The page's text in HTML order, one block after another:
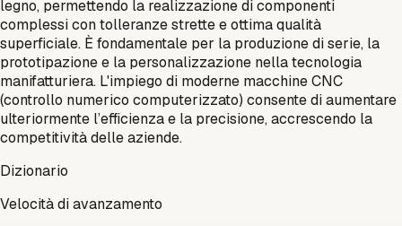
legno, permettendo la realizzazione di componenti
complessi con tolleranze strette e ottima qualità
superficiale. È fondamentale per la produzione di serie, la
prototipazione e la personalizzazione nella tecnologia
manifatturiera. L'impiego di moderne macchine CNC
(controllo numerico computerizzato) consente di aumentare
ulteriormente l’efficienza e la precisione, accrescendo la
competitività delle aziende.
Dizionario
Velocità di avanzamento